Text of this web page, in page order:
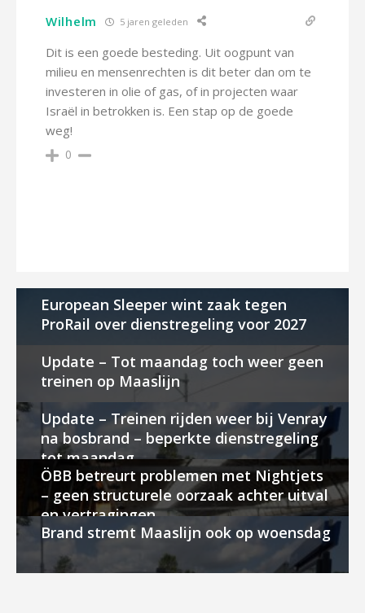
Wilhelm 5 jaren geleden
Dit is een goede besteding. Uit oogpunt van
milieu en mensenrechten is dit beter dan om te
investeren in olie of gas, of in projecten waar
Israël in betrokken is. Een stap op de goede
weg!
0
European Sleeper wint zaak tegen
ProRail over dienstregeling voor 2027
Update – Tot maandag toch weer geen
treinen op Maaslijn
Update – Treinen rijden weer bij Venray
na bosbrand – beperkte dienstregeling
tot maandag
ÖBB betreurt problemen met Nightjets
– geen structurele oorzaak achter uitval
en vertragingen
Brand stremt Maaslijn ook op woensdag